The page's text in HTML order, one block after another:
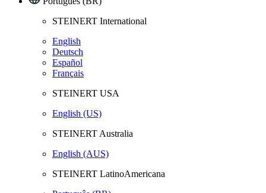
STEINERT International
English
Deutsch
Español
Français
STEINERT USA
English (US)
STEINERT Australia
English (AUS)
STEINERT LatinoAmericana